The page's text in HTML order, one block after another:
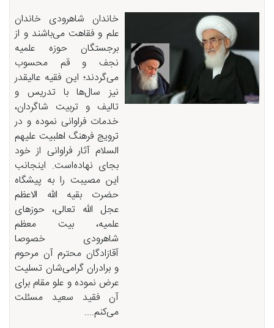
خاندان شاهرودی خاندان
علم و فقاهت می‌باشند و از
برجستگان حوزه علمیه
نجف و قم محسوب
می‌گردند؛ این فقیه عالیقدر
نیز سال‌ها با تدریس و
تالیف و تربیت شاگردان،
خدمات فراوانی نموده و در
ترویج فرهنگ اهلبیت علیهم
السلام آثار فراوانی از خود
بجای نهاده‌است. اینجانب
این مصیبت را به پیشگاه
حضرت بقیه الله الاعظم
عجل الله تعالی، حوزهای
علمیه، بیت معظم
شاهرودی خصوصا
آقازادگان محترم آن مرحوم
و برادران گرامی‌شان تسلیت
عرض نموده و علو مقام برای
آن فقید سعید مسئلت
می‌كنم....